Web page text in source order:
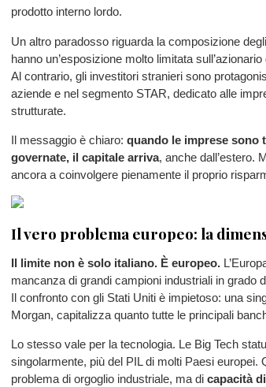
prodotto interno lordo.
Un altro paradosso riguarda la composizione
hanno un’esposizione molto limitata
Al contrario, gli investitori stranieri sono
aziende e nel segmento STAR, dedicato alle
strutturate.
Il messaggio è chiaro: quando le imprese sono
governate, il capitale arriva, anche dall’estero.
ancora a coinvolgere pienamente il proprio
Il vero problema europeo: la
Il limite non è solo italiano. È europeo.
mancanza di grandi campioni industriali in grado
Il confronto con gli Stati Uniti è impietoso: una
Morgan, capitalizza quanto tutte le principali
Lo stesso vale per la tecnologia. Le Big Tech
singolarmente, più del PIL di molti Paesi europei.
problema di orgoglio industriale, ma di capacità